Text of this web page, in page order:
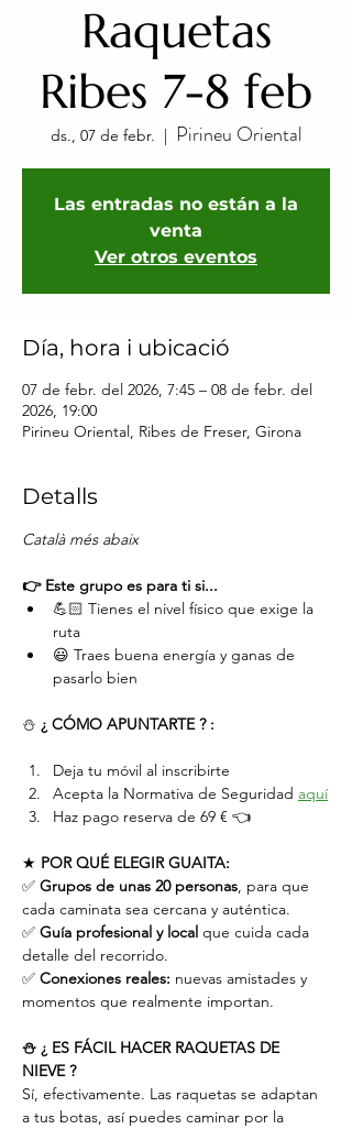
Raquetas
Ribes 7-8 feb
ds., 07 de febr.
  |
Pirineu Oriental
Las entradas no están a la
venta
Ver otros eventos
Día, hora i ubicació
07 de febr. del 2026, 7:45 – 08 de febr. del
2026, 19:00
Pirineu Oriental, Ribes de Freser, Girona
Detalls
Català més abaix
👉 Este grupo es para ti si...
💪🏻 Tienes el nivel físico que exige la
ruta
😃 Traes buena energía y ganas de
pasarlo bien
⛄️ ¿ CÓMO APUNTARTE ? :
Deja tu móvil al inscribirte
Acepta la Normativa de Seguridad aquí
Haz pago reserva de 69 € 👈
★ POR QUÉ ELEGIR GUAITA:
✅ Grupos de unas 20 personas, para que
cada caminata sea cercana y auténtica.
✅ Guía profesional y local que cuida cada
detalle del recorrido.
✅ Conexiones reales: nuevas amistades y
momentos que realmente importan.
⛄️ ¿ ES FÁCIL HACER RAQUETAS DE
NIEVE ?
Sí, efectivamente. Las raquetas se adaptan
a tus botas, así puedes caminar por la